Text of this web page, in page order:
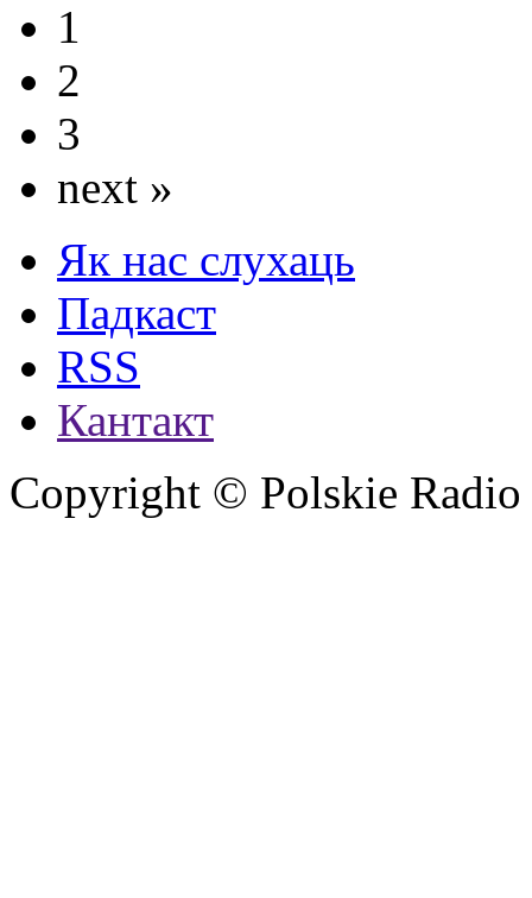
1
2
3
next »
Як нас слухаць
Падкаст
RSS
Кантакт
Copyright © Polskie